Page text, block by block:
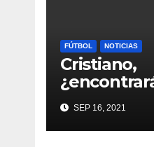
FÚTBOL NOTICIAS
Cristiano,
Champions
SEP 16, 2021